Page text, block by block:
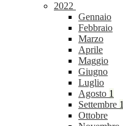
2022
Gennaio
Febbraio
Marzo
Aprile
Maggio
Giugno
Luglio
Agosto 1
Settembre 1
Ottobre